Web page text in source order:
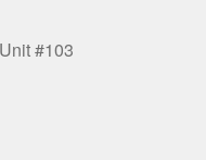
#103